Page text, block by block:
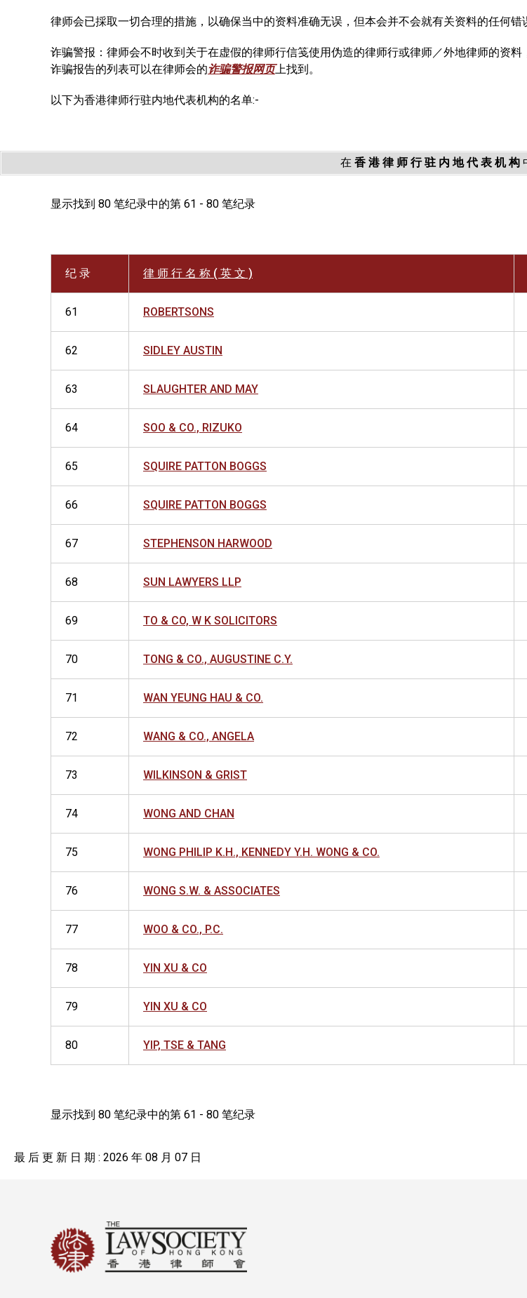
律师会已採取一切合理的措施，以确保当中的资料准确无误，但本会并不会就有关资料的任何错
诈骗警报：律师会不时收到关于在虚假的律师行信笺使用伪造的律师行或律师／外地律师的资
诈骗报告的列表可以在律师会的诈骗警报网页上找到。
以下为香港律师行驻内地代表机构的名单:-
在 香 港 律 师 行 驻 内 地 代 表 机 构
显示找到 80 笔纪录中的第 61 - 80 笔纪录
纪 录 律 师 行 名 称 ( 英 文 )
61 ROBERTSONS
62 SIDLEY AUSTIN
63 SLAUGHTER AND MAY
64 SOO & CO., RIZUKO
65 SQUIRE PATTON BOGGS
66 SQUIRE PATTON BOGGS
67 STEPHENSON HARWOOD
68 SUN LAWYERS LLP
69 TO & CO, W K SOLICITORS
70 TONG & CO., AUGUSTINE C.Y.
71 WAN YEUNG HAU & CO.
72 WANG & CO., ANGELA
73 WILKINSON & GRIST
74 WONG AND CHAN
75 WONG PHILIP K.H., KENNEDY Y.H. WONG & CO.
76 WONG S.W. & ASSOCIATES
77 WOO & CO., P.C.
78 YIN XU & CO
79 YIN XU & CO
80 YIP, TSE & TANG
显示找到 80 笔纪录中的第 61 - 80 笔纪录
最 后 更 新 日 期 : 2026 年 08 月 07 日